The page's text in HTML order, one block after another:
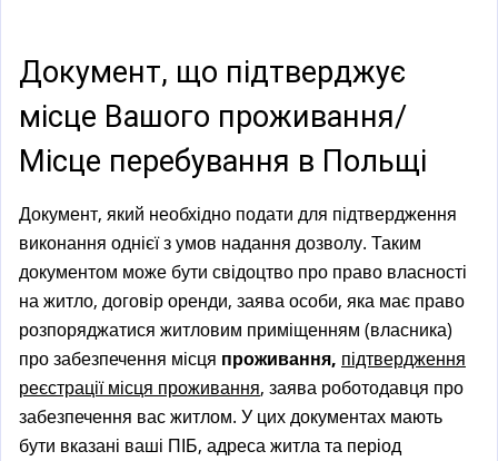
Документ, що підтверджує
місце Вашого проживання/
Місце перебування в Польщі
Документ, який необхідно подати для підтвердження
виконання однієї з умов надання дозволу. Таким
документом може бути свідоцтво про право власності
на житло, договір оренди, заява особи, яка має право
розпоряджатися житловим приміщенням (власника)
про забезпечення місця проживання, підтвердження
реєстрації місця проживання, заява роботодавця про
забезпечення вас житлом. У цих документах мають
бути вказані ваші ПІБ, адреса житла та період